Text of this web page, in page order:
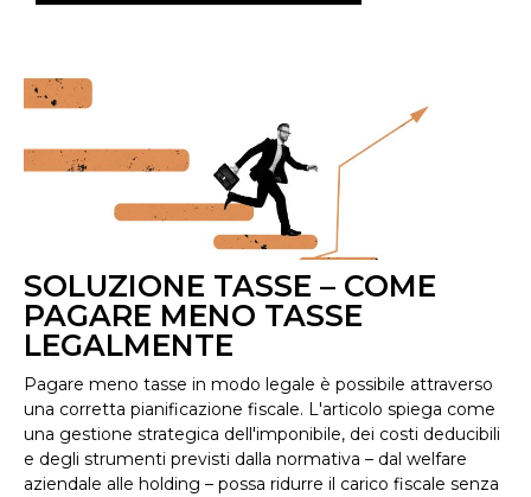
SOLUZIONE TASSE – COME
PAGARE MENO TASSE
LEGALMENTE
Pagare meno tasse in modo legale è possibile attraverso
una corretta pianificazione fiscale. L'articolo spiega come
una gestione strategica dell'imponibile, dei costi deducibili
e degli strumenti previsti dalla normativa – dal welfare
aziendale alle holding – possa ridurre il carico fiscale senza